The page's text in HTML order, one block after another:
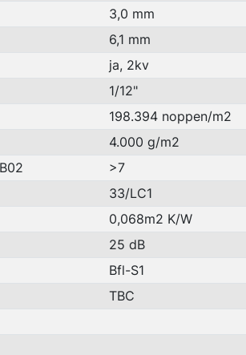
3,0 mm
6,1 mm
ja, 2kv
1/12"
198.394 noppen/m2
4.000 g/m2
>7
33/LC1
0,068m2 K/W
25 dB
Bfl-S1
TBC